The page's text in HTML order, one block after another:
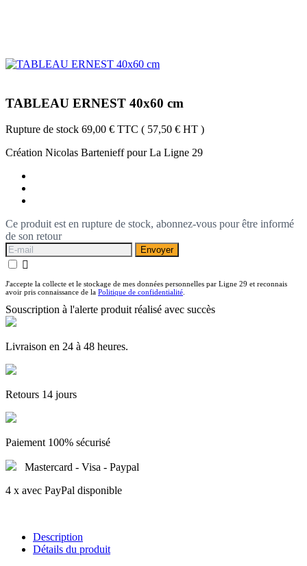
TABLEAU ERNEST 40x60 cm
Rupture de stock 69,00 € TTC ( 57,50 € HT )
Création Nicolas Bartenieff pour La Ligne 29
Ce produit est en rupture de stock, abonnez-vous pour être informé
de son retour
Envoyer

J'accepte la collecte et le stockage de mes données personnelles par Ligne 29 et reconnais
avoir pris connaissance de la Politique de confidentialité.
Souscription à l'alerte produit réalisé avec succès
Livraison en 24 à 48 heures.
Retours 14 jours
Paiement 100% sécurisé
Mastercard - Visa - Paypal
4 x avec PayPal disponible
Description
Détails du produit